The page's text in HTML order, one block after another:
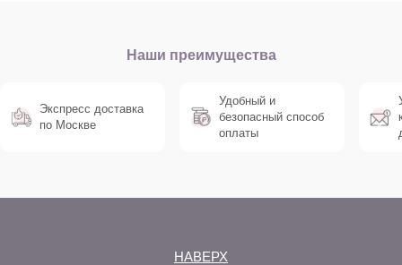
Наши преимущества
Экспресс доставка
по Москве
Удобный и
безопасный способ
оплаты
НАВЕРХ